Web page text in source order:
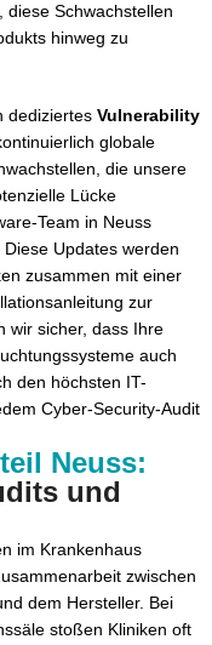
diese Schwachstellen
hinweg zu
dediziertes Vulnerability
globale
die unsere
Lücke
Team in Neuss
Updates werden
zusammen mit einer
zur
wir sicher, dass Ihre
auch
den höchsten IT-
Cyber-Security-Audit
Neuss:
und
im Krankenhaus
zwischen
dem Hersteller. Bei
stoßen Kliniken oft